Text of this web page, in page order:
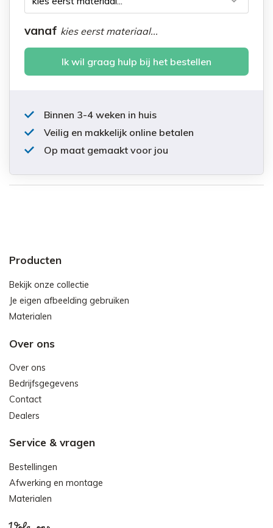
vanaf kies eerst materiaal...
Ik wil graag hulp bij het bestellen
Binnen 3-4 weken in huis
Veilig en makkelijk online betalen
Op maat gemaakt voor jou
Producten
Bekijk onze collectie
Je eigen afbeelding gebruiken
Materialen
Over ons
Over ons
Bedrijfsgegevens
Contact
Dealers
Service & vragen
Bestellingen
Afwerking en montage
Materialen